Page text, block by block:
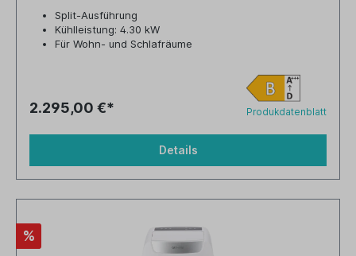
Split-Ausführung
Kühlleistung: 4.30 kW
Für Wohn- und Schlafräume
2.295,00 €* Produkdatenblatt
Details
%